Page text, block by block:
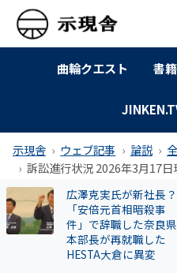
曲輪クエスト 書籍
示現舎 ウェブ記事 論説
訴訟進行状況 2026年3月17日
広澤克実氏が新社長？
「安倍元首相暗殺事
件」で辞職した奈良県
本部長が再就職した
HESTA大倉に異変